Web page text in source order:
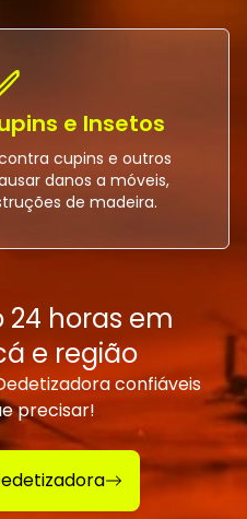
e Insetos
cupins e outros
danos a móveis,
de madeira.
horas em
e região
confiáveis
precisar!